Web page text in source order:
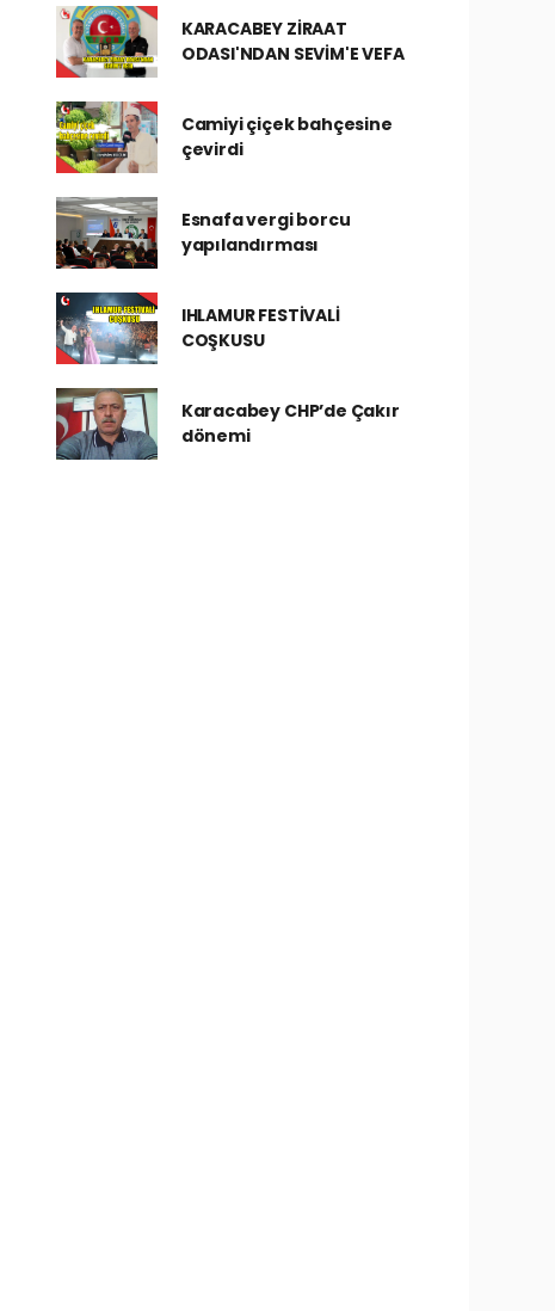
KARACABEY ZİRAAT
ODASI'NDAN SEVİM'E VEFA
Camiyi çiçek bahçesine
çevirdi
Esnafa vergi borcu
yapılandırması
IHLAMUR FESTİVALİ
COŞKUSU
Karacabey CHP’de Çakır
dönemi